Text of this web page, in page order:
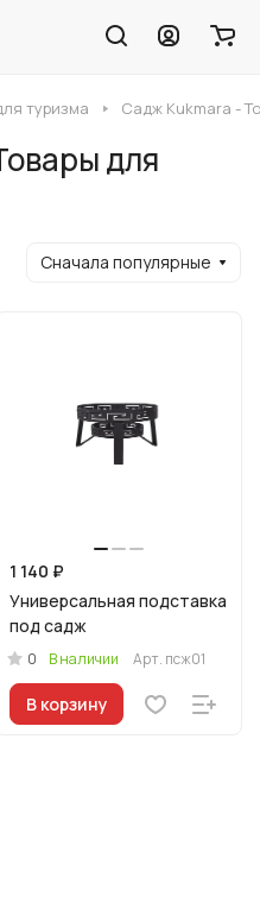
туризма Садж Kukmara -
для
Сначала популярные
1 140 ₽
Универсальная подставка
под садж
0 В наличии Арт. псж01
В корзину